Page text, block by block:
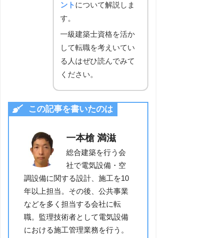
ント について解説しま
す。
一級建築士資格を活か
して転職を考えいてい
る人はぜひ読んでみて
ください。
この記事を書いたのは
一本槍 満滋
総合建築を行う会
社で電気設備・空
調設備に関する設計、施工を10
年以上担当。その後、公共事業
などを多く担当する会社に転
職。監理技術者として電気設備
における施工管理業務を行う。